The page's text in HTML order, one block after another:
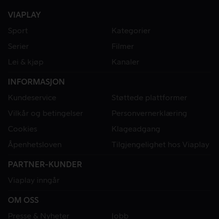
VIAPLAY
Sport
Kategorier
Serier
Filmer
Lei & kjøp
Kanaler
INFORMASJON
Kundeservice
Støttede plattformer
Vilkår og betingelser
Personvernerklæring
Cookies
Klageadgang
Åpenhetsloven
Tilgjengelighet hos Viaplay
PARTNER-KUNDER
Viaplay inngår
OM OSS
Presse & Nyheter
Jobb